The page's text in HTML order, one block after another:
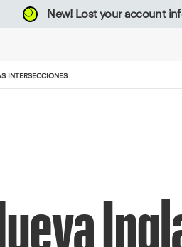
New! Lost your account
INTERSECCIONES